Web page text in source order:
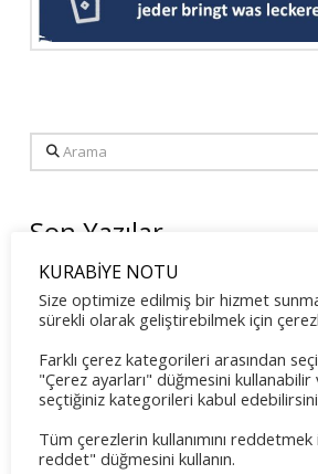
Arama
Son Yazılar
Mayıs 31, 2026
Familientreff 2026
Mayıs 8, 2026
Mayıs 8, 2026
KURABİYE NOTU
Size optimize edilmiş bir hizmet
sürekli olarak geliştirebilmek için
Farklı çerez kategorileri arasından
"Çerez ayarları" düğmesini kullanabilir
seçtiğiniz kategorileri kabul
Tüm çerezlerin kullanımını
reddet" düğmesini kullanın.